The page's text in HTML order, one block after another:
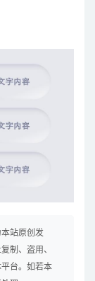
站原创发
制、盗用、
台。如若本